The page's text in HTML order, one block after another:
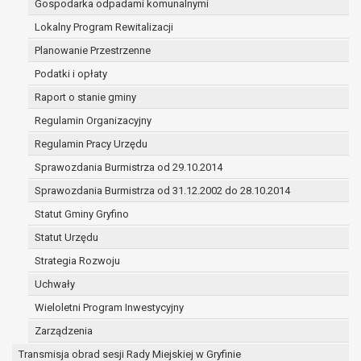
Gospodarka odpadami komunalnymi
Lokalny Program Rewitalizacji
Planowanie Przestrzenne
Podatki i opłaty
Raport o stanie gminy
Regulamin Organizacyjny
Regulamin Pracy Urzędu
Sprawozdania Burmistrza od 29.10.2014
Sprawozdania Burmistrza od 31.12.2002 do 28.10.2014
Statut Gminy Gryfino
Statut Urzędu
Strategia Rozwoju
Uchwały
Wieloletni Program Inwestycyjny
Zarządzenia
Transmisja obrad sesji Rady Miejskiej w Gryfinie
(merytorycznych), a także obowiązków i
zadań zleconych przez instytucje
nadrzędne wobec Gminy;
zawarcia i realizacji umów;
ochrony żywotnych interesów osoby, której
dane dotyczą, lub innej osoby fizycznej;
wykonania zadania realizowanego w
interesie publicznym lub w ramach
sprawowania władzy publicznej
powierzonej administratorowi;
w pozostałych przypadkach dane osobowe
przetwarzane są wyłącznie na podstawie
wcześniej udzielonej zgody w zakresie i celu
określonym w treści zgody.
W związku z przetwarzaniem danych w celu
wskazanym w pkt. 3, dane osobowe mogą być
udostępniane innym upoważnionym odbiorcom lub
kategoriom odbiorców danych osobowych.
Odbiorcami mogą być:
podmioty, które przetwarzają dane